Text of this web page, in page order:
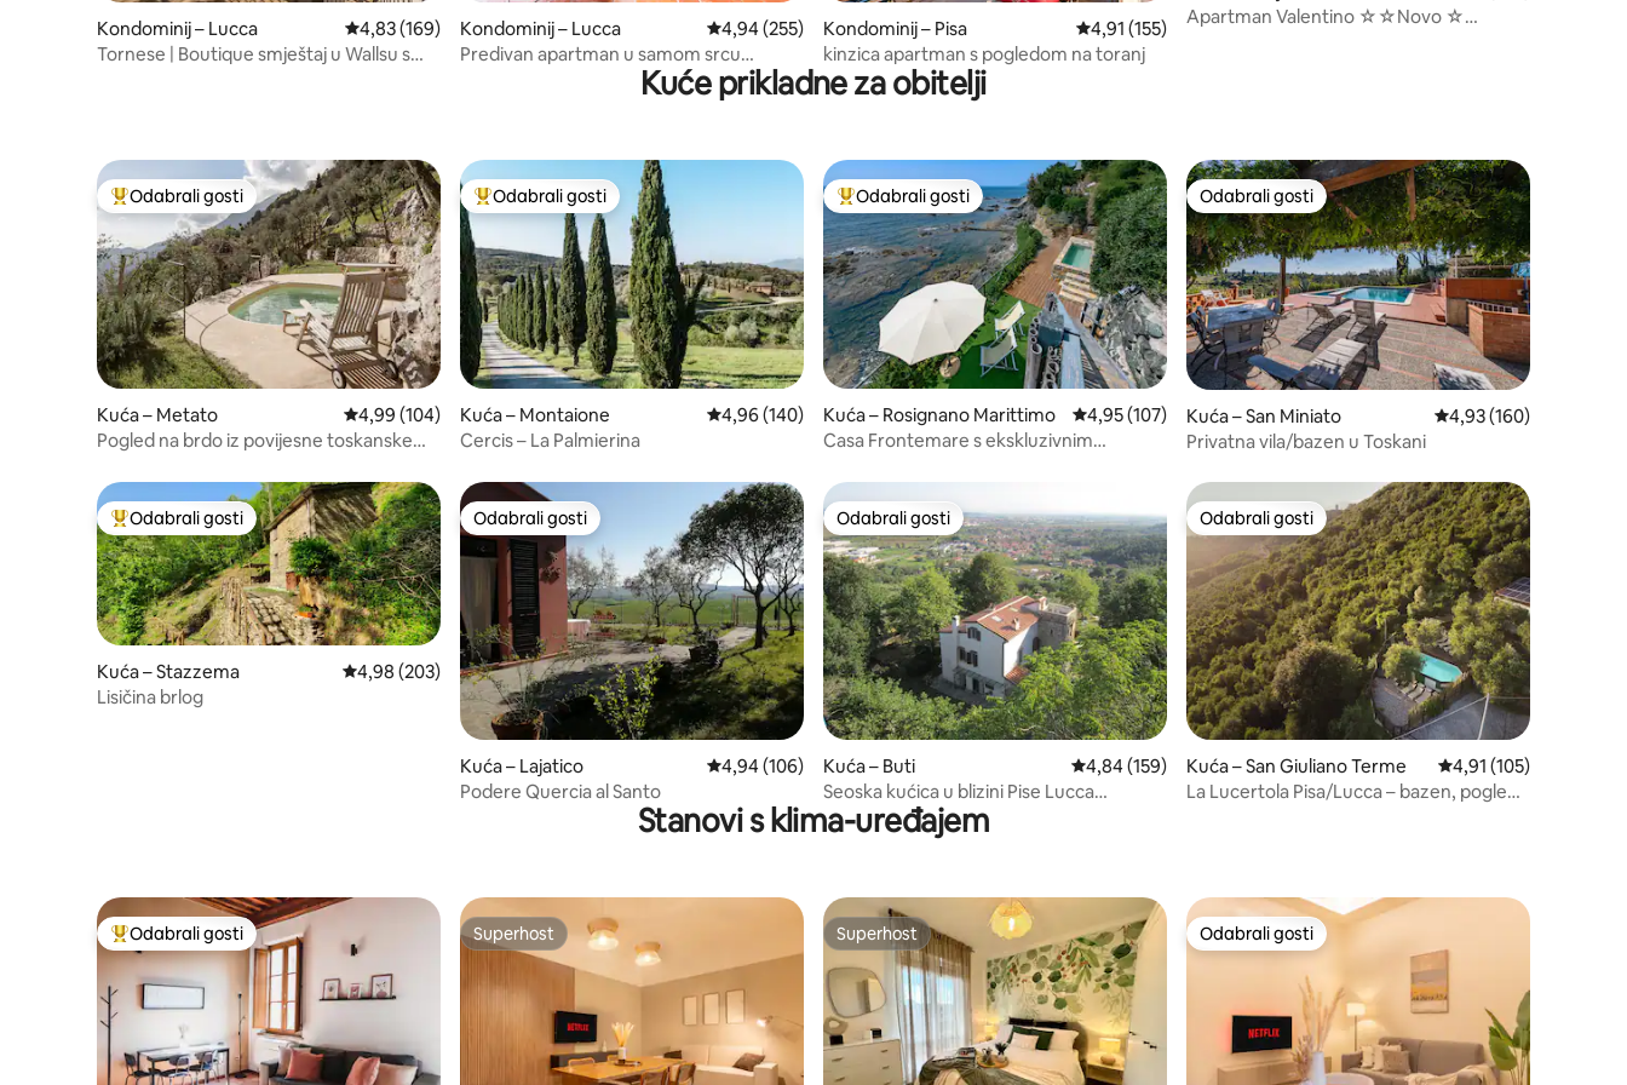
Kondominij – Lucca Prosječna ocjena: 4,83/5, recenzija: 169
4,83 (169)
Tornese | Boutique smještaj u Wallsu s
Kondominij – Lucca Prosječna ocjena: 4,94/5, recenzija: 255
4,94 (255)
Predivan apartman u samom srcu
Kondominij – Pisa Prosječna ocjena: 4,91/5, recenzija: 155
4,91 (155)
kinzica apartman s pogledom na toranj
Apartman Valentino ☆☆Novo ☆
Kuće prikladne za obitelji
Među najviše rangiranima s oznakom „Odabrali gosti”
Odabrali gosti
Kuća – Metato Prosječna ocjena: 4,99/5, recenzija: 104
4,99 (104)
Pogled na brdo iz povijesne toskanske
Među najviše rangiranima s oznakom „Odabrali gosti”
Odabrali gosti
Kuća – Montaione Prosječna ocjena: 4,96/5, recenzija: 140
4,96 (140)
Cercis – La Palmierina
Među najviše rangiranima s oznakom „Odabrali gosti”
Odabrali gosti
Kuća – Rosignano Marittimo Prosječna ocjena: 4,95/5, recenzija: 107
4,95 (107)
Casa Frontemare s ekskluzivnim
Odabrali gosti
Odabrali gosti
Kuća – San Miniato Prosječna ocjena:
4,93 (160)
Privatna vila/bazen u Toskani
Među najviše rangiranima s oznakom „Odabrali gosti”
Odabrali gosti
Kuća – Stazzema Prosječna ocjena: 4,98/5, recenzija: 203
4,98 (203)
Lisičina brlog
Odabrali gosti
Odabrali gosti
Kuća – Lajatico Prosječna ocjena: 4,94/5, recenzija: 106
4,94 (106)
Podere Quercia al Santo
Odabrali gosti
Odabrali gosti
Kuća – Buti Prosječna ocjena: 4,84/5, recenzija: 159
4,84 (159)
Seoska kućica u blizini Pise Lucca
Florence #1
Odabrali gosti
Odabrali gosti
Kuća – San Giuliano Terme Prosječna ocjena:
4,91 (105)
La Lucertola Pisa/Lucca – bazen, pogled
Stanovi s klima-uređajem
Među najviše rangiranima s oznakom „Odabrali gosti”
Odabrali gosti Superhost
Superhost Superhost
Superhost Odabrali gosti
Odabrali gosti